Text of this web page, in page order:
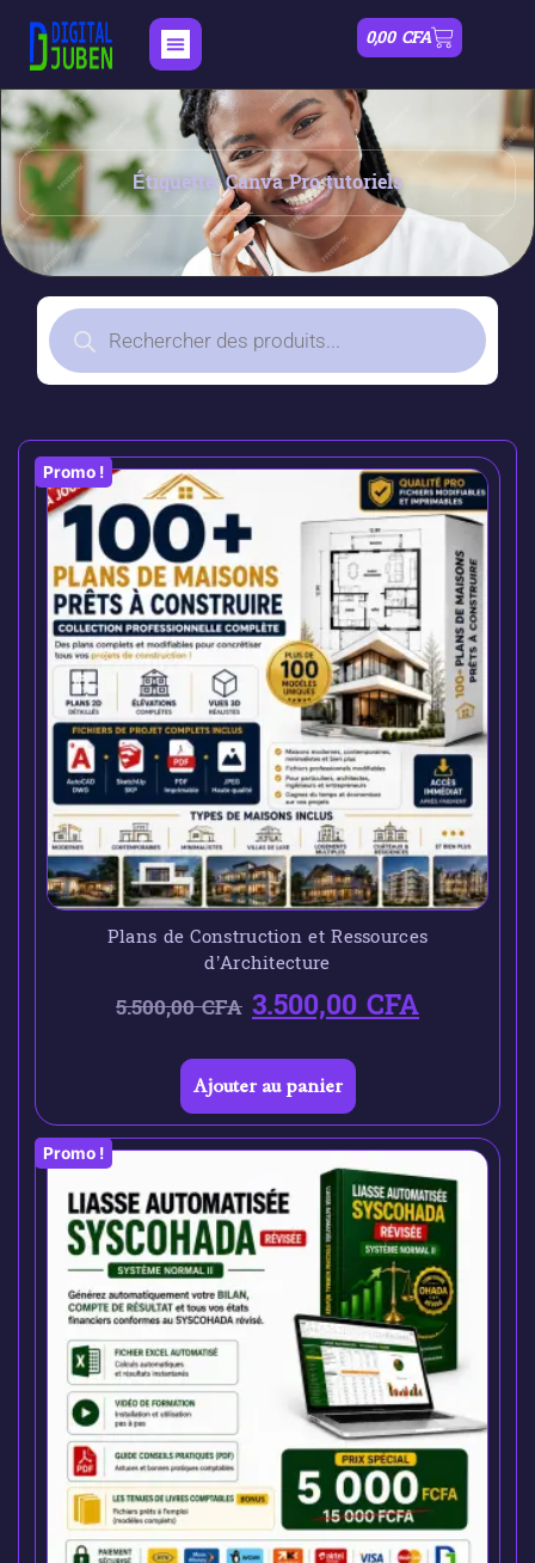
0,00 CFA
Étiquette: Canva Pro tutoriels
Promo !
Plans de Construction et Ressources
d’Architecture
5.500,00CFA 3.500,00CFA
Ajouter au panier
Promo !